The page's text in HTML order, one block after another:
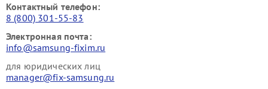
Контактный телефон:
8 (800) 301-55-83
Электронная почта:
info@samsung-fixim.ru
для юридических лиц
manager@fix-samsung.ru